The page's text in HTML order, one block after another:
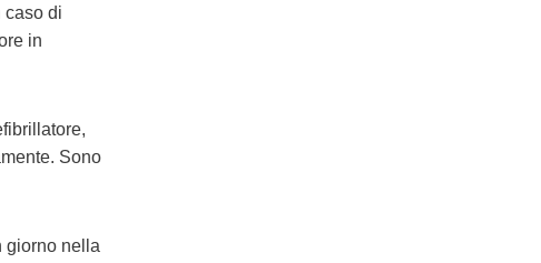
caso di
in
Sono
giorno nella